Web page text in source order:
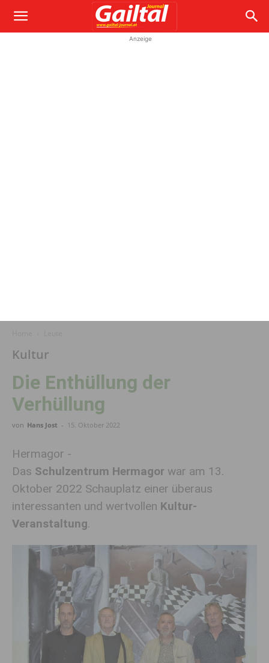
Anzeige
Kultur
Die Enthüllung der
Verhüllung
von Hans Jost - 15. Oktober 2022
Hermagor -
Das Schulzentrum Hermagor war am 13.
Oktober 2022 Schauplatz einer überaus
interessanten und wertvollen Kultur-
Veranstaltung.